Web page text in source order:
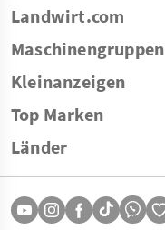
Landwirt.com
Maschinengruppen
Kleinanzeigen
Top Marken
Länder